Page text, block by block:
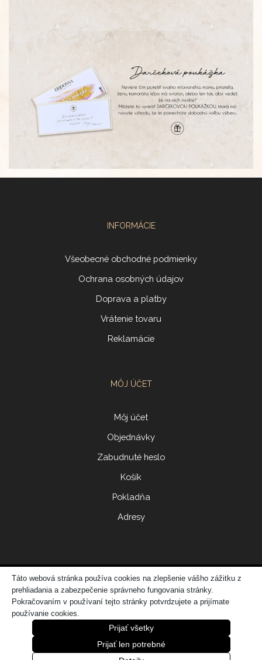
INFORMÁCIE
Všeobecné obchodné podmienky
Ochrana osobných údajov
Doprava a platby
Vrátenie tovaru
Reklamácie
MÔJ ÚČET
Môj účet
Objednávky
Zabudnuté heslo
Košík
Pokladňa
Adresy
© 2017 ERIDONNA
Zo
vytvorila spoločnosť DATATIME – web dizajn, grafika, IT riešenia
0
Táto webová stránka používa cookies na zlepšenie vášho zážitku z
prehliadania a zabezpečenie správneho fungovania stránky.
Pokračovaním v používaní tejto stránky potvrdzujete a prijímate
používanie cookies.
Prijať všetky
Prijať len potrebné